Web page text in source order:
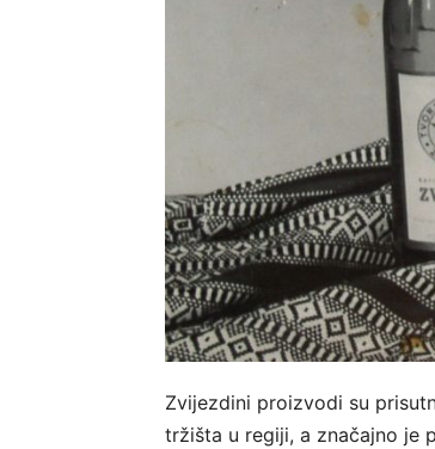
Zvijezdini proizvodi su
tržišta u regiji, a značajno je